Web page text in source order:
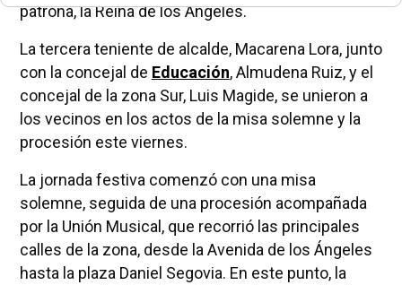
patrona, la Reina de los Ángeles.
La tercera teniente de alcalde, Macarena Lora, junto
con la concejal de Educación, Almudena Ruiz, y el
concejal de la zona Sur, Luis Magide, se unieron a
los vecinos en los actos de la misa solemne y la
procesión este viernes.
La jornada festiva comenzó con una misa
solemne, seguida de una procesión acompañada
por la Unión Musical, que recorrió las principales
calles de la zona, desde la Avenida de los Ángeles
hasta la plaza Daniel Segovia. En este punto, la